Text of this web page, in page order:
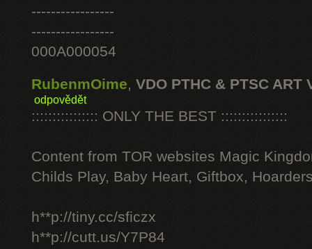
-----------------
-----------------
000A000054
RubenmOime, VDO PTHC & PTSC ART
odpovědět
:::::::::::::::: ONLY THE BEST ::::::::::::::::
Content from TOR websites Magic
Childs Play, Baby Heart, Giftbox,
h**p://tiny.cc/sficzx
h**p://cutt.us/Y7P84